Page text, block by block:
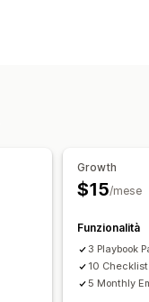
Growth
$15/mese
Funzionalità
3 Playbook
10
5 Monthly